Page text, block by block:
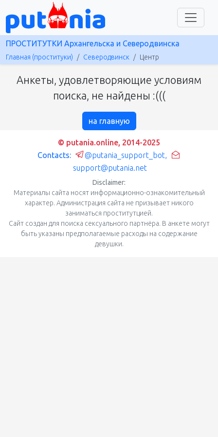
ПРОСТИТУТКИ Архангельска и Северодвинска
Главная (проституки) Северодвинск Центр
Анкеты, удовлетворяющие условиям
поиска, не найдены :(((
на главную
© putania.online, 2014-2025
Contacts:
@putania_support_bot,
support@putania.net
Disclaimer:
Материалы сайта носят информационно-ознакомительный
характер. Администрация сайта не призывает никого
заниматься проститутцией.
Сайт создан для поиска сексуального партнёра. В анкете могут
быть указаны предполагаемые расходы на содержание
девушки.